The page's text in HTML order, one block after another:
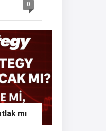
bir
0
mı